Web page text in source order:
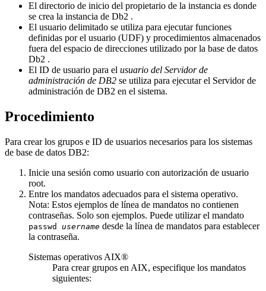
El directorio de inicio del propietario de la instancia es donde
se crea la instancia de Db2 .
El usuario delimitado se utiliza para ejecutar funciones
definidas por el usuario (UDF) y procedimientos almacenados
fuera del espacio de direcciones utilizado por la base de datos
Db2 .
El ID de usuario para el usuario del Servidor de
administración de DB2 se utiliza para ejecutar el Servidor de
administración de DB2 en el sistema.
Procedimiento
Para crear los grupos e ID de usuarios necesarios para los sistemas
de base de datos DB2:
Inicie una sesión como usuario con autorización de usuario
root.
Entre los mandatos adecuados para el sistema operativo.
Nota: Estos ejemplos de línea de mandatos no contienen
contraseñas. Solo son ejemplos. Puede utilizar el mandato
passwd username desde la línea de mandatos para establecer
la contraseña.
Sistemas operativos AIX®
Para crear grupos en AIX, especifique los mandatos
siguientes: